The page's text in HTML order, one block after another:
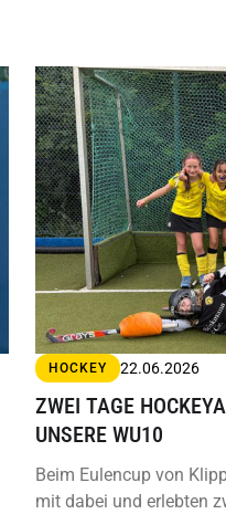
HOCKEY 22.06.2026
ZWEI TAGE
UNSERE WU10
Beim Eulencup von
mit dabei und erlebten